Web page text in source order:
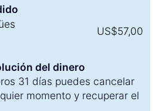
US$57,00
del dinero
31 días puedes cancelar
momento y recuperar el